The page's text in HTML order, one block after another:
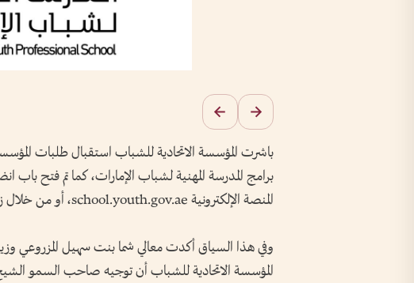
باشرت المؤسسة الاتحادية للشباب استقبال طلبات
برامج المدرسة المهنية لشباب الإمارات، كما تم فتح باب
المنصة الإلكترونية school.youth.gov.ae، أو من خلال زيارة مقر مكاتب المؤسسة في أبراج الإمارات.
وفي هذا السياق أكدت معالي شما بنت سهيل المزروعي
المؤسسة الاتحادية للشباب أن توجيه صاحب السمو